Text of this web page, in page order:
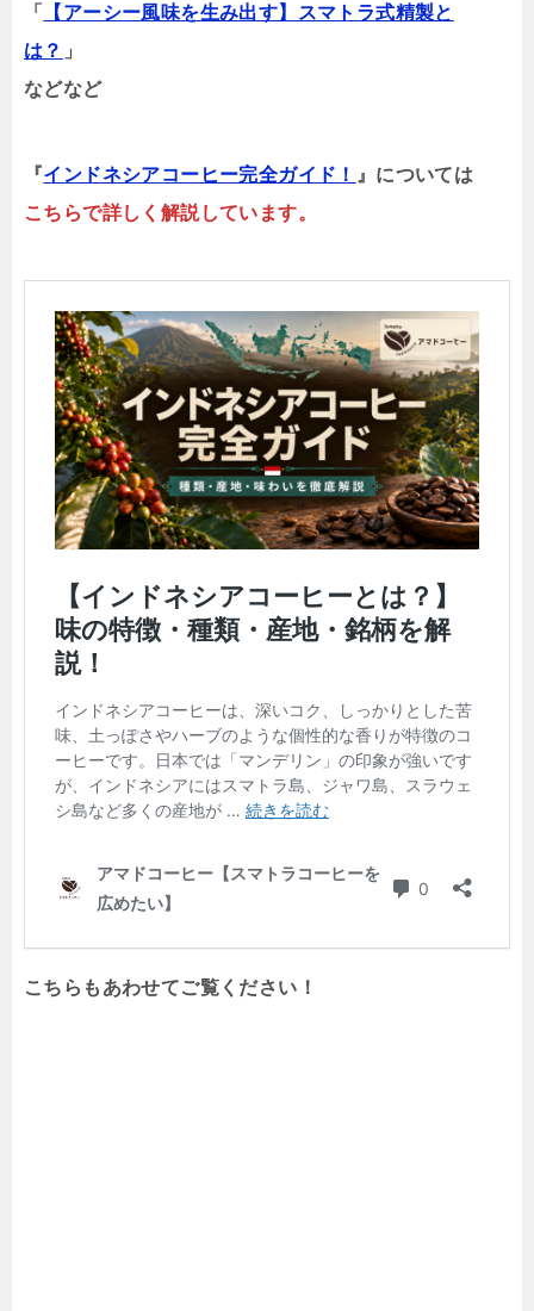
「
【アーシー風味を生み出す】スマトラ式精製と
は？ 」
などなど
『インドネシアコーヒー完全ガイド！
』については
こちらで詳しく解説しています。
こちらもあわせてご覧ください！